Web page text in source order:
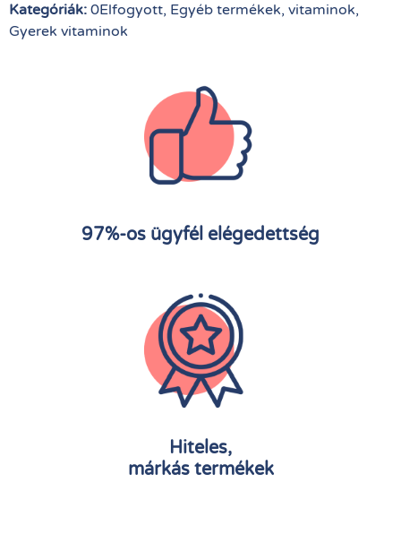
Kategóriák: 0Elfogyott, Egyéb termékek, vitaminok,
Gyerek vitaminok
97%-os ügyfél elégedettség
Hiteles,
márkás termékek